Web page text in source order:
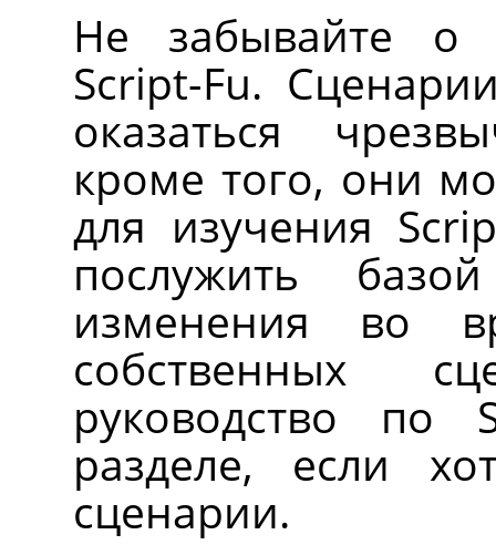
Не забывайте о
Script-Fu.
оказаться
кроме того, они
для изучения
послужить
изменения во
собственных
руководство по
разделе, если
сценарии.